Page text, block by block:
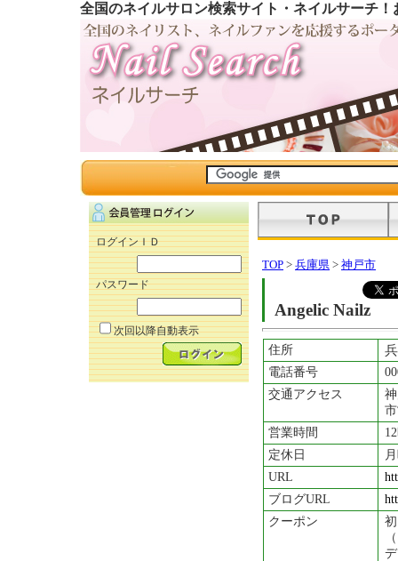
全国のネイルサロン検索サイト・ネイルサーチ
ログインＩＤ
パスワード
次回以降自動表示
TOP > 兵庫県 > 神戸市
Angelic Nailz
住所
電話番号
交通アクセス
営業時間
定休日
URL
ブログURL
クーポン